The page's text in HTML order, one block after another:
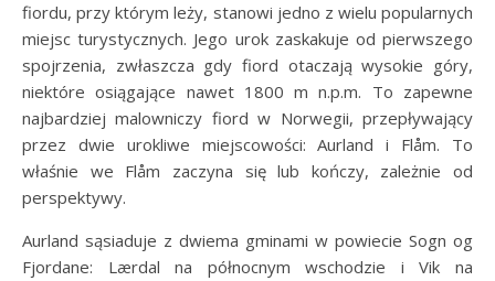
fiordu, przy którym leży, stanowi jedno z wielu popularnych
miejsc turystycznych. Jego urok zaskakuje od pierwszego
spojrzenia, zwłaszcza gdy fiord otaczają wysokie góry,
niektóre osiągające nawet 1800 m n.p.m. To zapewne
najbardziej malowniczy fiord w Norwegii, przepływający
przez dwie urokliwe miejscowości: Aurland i Flåm. To
właśnie we Flåm zaczyna się lub kończy, zależnie od
perspektywy.
Aurland sąsiaduje z dwiema gminami w powiecie Sogn og
Fjordane: Lærdal na północnym wschodzie i Vik na